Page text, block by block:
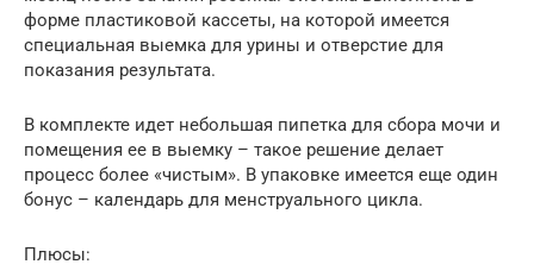
форме пластиковой кассеты, на которой имеется
специальная выемка для урины и отверстие для
показания результата.
В комплекте идет небольшая пипетка для сбора мочи и
помещения ее в выемку – такое решение делает
процесс более «чистым». В упаковке имеется еще один
бонус – календарь для менструального цикла.
Плюсы: